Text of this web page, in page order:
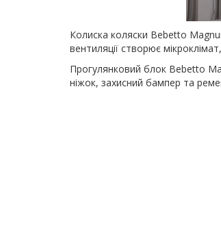
Колиска коляски Bebetto
вентиляції створює
Прогулянковий блок Bebetto
ніжок, захисний бампер та